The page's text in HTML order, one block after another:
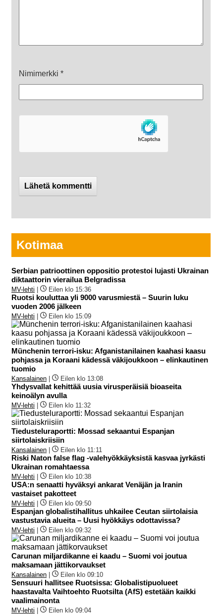
Nimimerkki *
Kotimaa
Serbian patrioottinen oppositio protestoi lujasti Ukrainan
diktaattorin vierailua Belgradissa
MV-lehti Eilen klo 15:36
Ruotsi kouluttaa yli 9000 varusmiestä – Suurin luku
vuoden 2006 jälkeen
MV-lehti Eilen klo 15:09
Münchenin terrori-isku: Afganistanilainen kaahasi kaasu
pohjassa ja Koraani kädessä väkijoukkoon – elinkautinen
tuomio
Kansalainen Eilen klo 13:08
Yhdysvallat kehittää uusia virusperäisiä bioaseita
keinoälyn avulla
MV-lehti Eilen klo 11:32
Tiedusteluraportti: Mossad sekaantui Espanjan
siirtolaiskriisiin
Kansalainen Eilen klo 11:11
Riski Naton false flag -valehyökkäyksistä kasvaa jyrkästi
Ukrainan romahtaessa
MV-lehti Eilen klo 10:38
USA:n senaatti hyväksyi ankarat Venäjän ja Iranin
vastaiset pakotteet
MV-lehti Eilen klo 09:50
Espanjan globalistihallitus uhkailee Ceutan siirtolaisia
vastustavia alueita – Uusi hyökkäys odottavissa?
MV-lehti Eilen klo 09:32
Carunan miljardikanne ei kaadu – Suomi voi joutua
maksamaan jättikorvaukset
Kansalainen Eilen klo 09:10
Sensuuri hallitsee Ruotsissa: Globalistipuolueet
haastavalta Vaihtoehto Ruotsilta (AfS) estetään kaikki
vaalimainonta
MV-lehti Eilen klo 09:04